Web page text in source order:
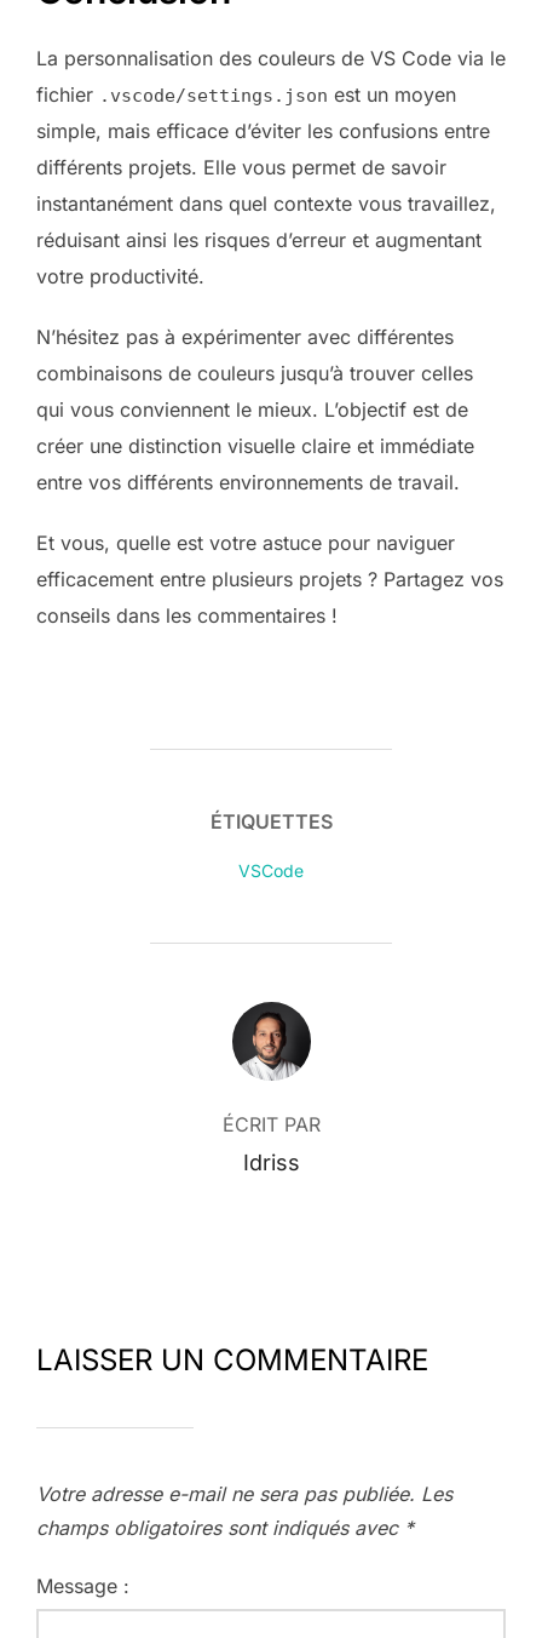
La personnalisation des couleurs de VS Code via le
fichier .vscode/settings.json est un moyen
simple, mais efficace d’éviter les confusions entre
différents projets. Elle vous permet de savoir
instantanément dans quel contexte vous travaillez,
réduisant ainsi les risques d’erreur et augmentant
votre productivité.
N’hésitez pas à expérimenter avec différentes
combinaisons de couleurs jusqu’à trouver celles
qui vous conviennent le mieux. L’objectif est de
créer une distinction visuelle claire et immédiate
entre vos différents environnements de travail.
Et vous, quelle est votre astuce pour naviguer
efficacement entre plusieurs projets ? Partagez vos
conseils dans les commentaires !
ÉTIQUETTES
VSCode
AUTEUR DE LA PUBLICATION
ÉCRIT PAR
Idriss
LAISSER UN COMMENTAIRE
Votre adresse e-mail ne sera pas publiée. Les
champs obligatoires sont indiqués avec *
Message :